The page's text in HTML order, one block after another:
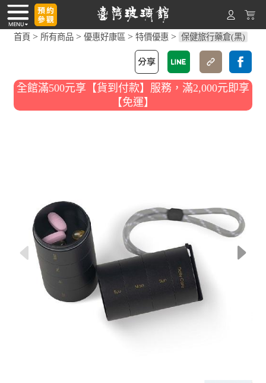
首頁 > 所有商品 >優惠好康區 >特價優惠 > 保健旅行藥倉(黑)
全館滿500元享【貨到付款】服務，滿2,000元即享
【免運】